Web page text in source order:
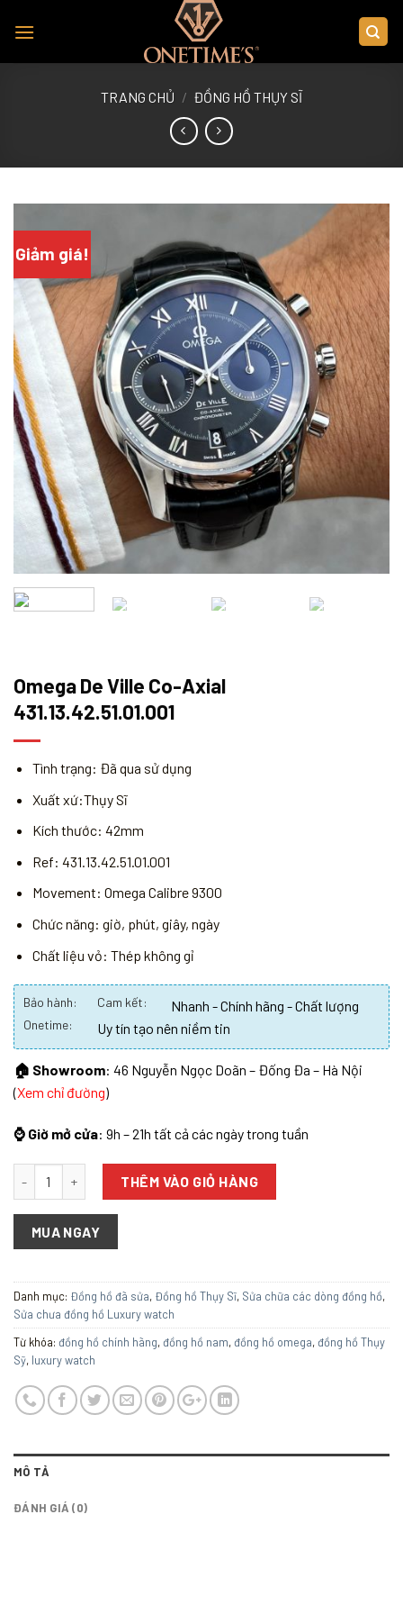
TRANG CHỦ / ĐỒNG HỒ THỤY SĨ
Giảm giá!
Omega De Ville Co-Axial
431.13.42.51.01.001
Tình trạng: Đã qua sử dụng
Xuất xứ:Thụy Sĩ
Kích thước: 42mm
Ref: 431.13.42.51.01.001
Movement: Omega Calibre 9300
Chức năng: giờ, phút, giây, ngày
Chất liệu vỏ: Thép không gỉ
Bảo hành: Cam kết: Nhanh - Chính hãng - Chất lượng
Onetime: Uy tín tạo nên niềm tin
🏠 Showroom: 46 Nguyễn Ngọc Doãn – Đống Đa – Hà Nội
(Xem chỉ đường)
⌚ Giờ mở cửa: 9h – 21h tất cả các ngày trong tuần
THÊM VÀO GIỎ HÀNG
MUA NGAY
Danh mục: Đồng hồ đã sửa, Đồng hồ Thụy Sĩ, Sửa chữa các dòng đồng hồ,
Sửa chưa đồng hồ Luxury watch
Từ khóa: đồng hồ chính hãng,đồng hồ nam,đồng hồ omega,đồng hồ Thụy
Sỹ, luxury watch
MÔ TẢ
ĐÁNH GIÁ (0)